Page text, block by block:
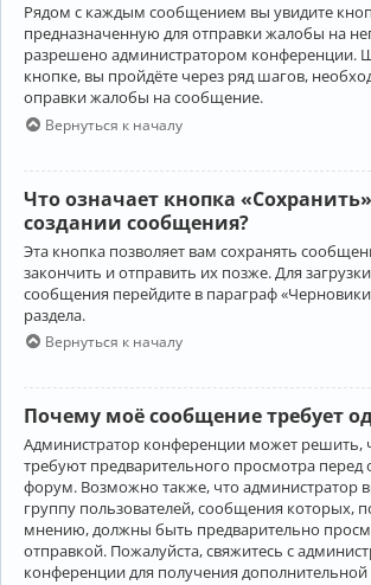
Рядом с каждым сообщением вы увидите
предназначенную для отправки жалобы на
разрешено администратором конференции.
кнопке, вы пройдёте через ряд шагов,
оправки жалобы на сообщение.
Вернуться к началу
Что означает кнопка
создании сообщения?
Эта кнопка позволяет вам сохранять
закончить и отправить их позже. Для
сообщения перейдите в параграф
раздела.
Вернуться к началу
Почему моё сообщение требует
Администратор конференции может решить,
требуют предварительного просмотра перед
форум. Возможно также, что администратор
группу пользователей, сообщения которых,
мнению, должны быть предварительно
отправкой. Пожалуйста, свяжитесь с
конференции для получения